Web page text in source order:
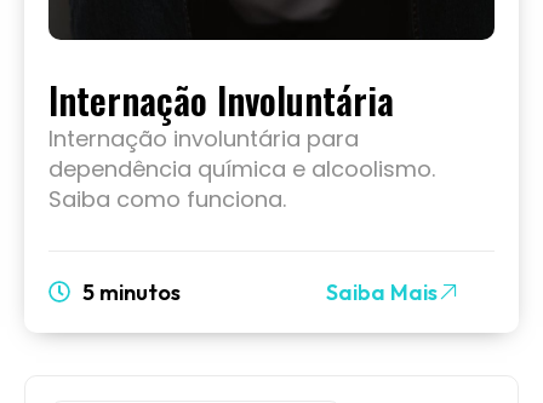
Internação Involuntária
Internação involuntária para
dependência química e alcoolismo.
Saiba como funciona.
5 minutos Saiba Mais